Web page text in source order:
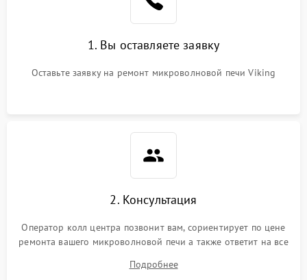
1. Вы оставляете заявку
Оставьте заявку на ремонт микроволновой печи Viking
2. Консультация
Оператор колл центра позвонит вам, сориентирует по цене
ремонта вашего микроволновой печи а также ответит на все
Подробнее